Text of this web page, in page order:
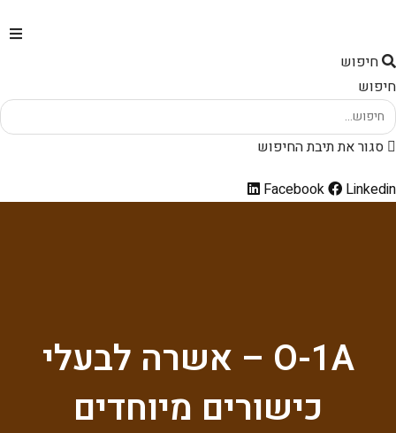
חיפוש
חיפוש
סגור את תיבת החיפוש
Facebook
Linkedin
O-1A – אשרה לבעלי
כישורים מיוחדים